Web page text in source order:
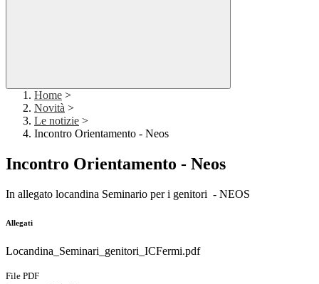
Home >
Novità >
Le notizie >
Incontro Orientamento - Neos
Incontro Orientamento - Neos
In allegato locandina Seminario per i genitori - NEOS
Allegati
Locandina_Seminari_genitori_ICFermi.pdf
File PDF